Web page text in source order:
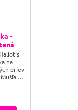
-
na
driev
je
o
zimnej